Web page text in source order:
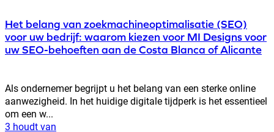
Het belang van zoekmachineoptimalisatie (SEO)
voor uw bedrijf: waarom kiezen voor MI Designs voor
uw SEO-behoeften aan de Costa Blanca of Alicante
Als ondernemer begrijpt u het belang van een sterke online
aanwezigheid. In het huidige digitale tijdperk is het essentieel
om een w...
3 houdt van